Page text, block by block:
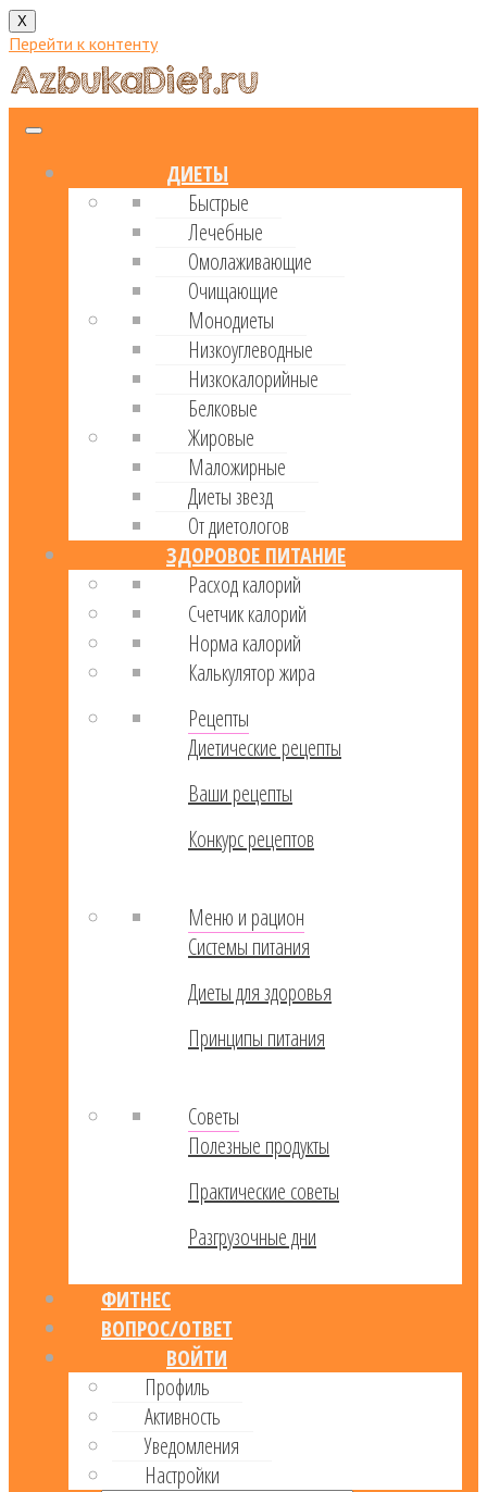
X
Перейти к контенту
ДИЕТЫ
Быстрые
Лечебные
Омолаживающие
Очищающие
Монодиеты
Низкоуглеводные
Низкокалорийные
Белковые
Жировые
Маложирные
Диеты звезд
От диетологов
ЗДОРОВОЕ ПИТАНИЕ
Расход калорий
Cчетчик калорий
Норма калорий
Калькулятор жира
Рецепты
Диетические рецепты
Ваши рецепты
Конкурс рецептов
Меню и рацион
Системы питания
Диеты для здоровья
Принципы питания
Советы
Полезные продукты
Практические советы
Разгрузочные дни
ФИТНЕС
ВОПРОС/ОТВЕТ
ВОЙТИ
Профиль
Активность
Уведомления
Настройки